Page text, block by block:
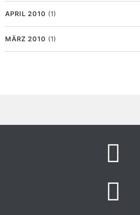
APRIL 2010 (1)
MÄRZ 2010 (1)